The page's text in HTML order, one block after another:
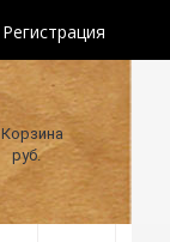
Регистрация
Корзина
руб.